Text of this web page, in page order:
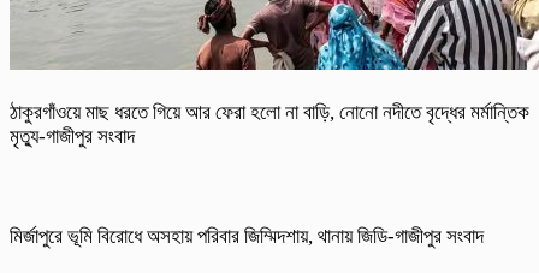
ঠাকুরগাঁওয়ে মাছ ধরতে গিয়ে আর ফেরা হলো না বাড়ি, নোনো নদীতে বৃদ্ধের মর্মান্তিক
মৃত্যু-গাজীপুর সংবাদ
মির্জাপুরে ভূমি বিরোধে অসহায় পরিবার জিম্মিদশায়, থানায় জিডি-গাজীপুর সংবাদ